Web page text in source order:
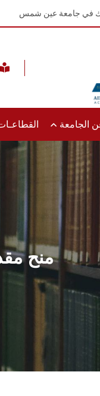
بك في جامعة عين شمس
الجامعة
منح